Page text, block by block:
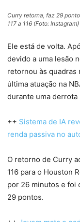
Curry retorna, faz 29
117 a 116 (Foto: Instagram)
Ele está de volta.
devido a uma lesão
retornou às quadras
última atuação na
durante uma
++ Sistema de IA
renda passiva no
O retorno de Curry
116 para o Houston
por 26 minutos e foi
29 pontos.